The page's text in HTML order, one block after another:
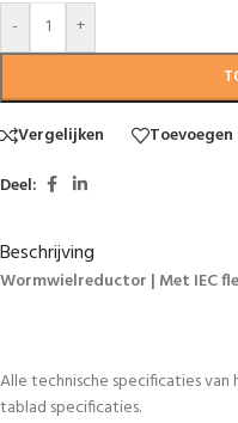
-
+
Vergelijken
Deel:
Beschrijving
Wormwielreductor | Met IEC
Alle technische specificaties
tablad specificaties.